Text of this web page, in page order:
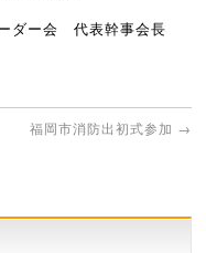
ダー会 代表幹事会長
福岡市消防出初式参加 →